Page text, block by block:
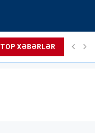
TOP XƏBƏRLƏR